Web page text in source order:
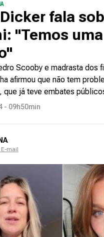
fala
"Temos
Scooby e madrasta dos
afirmou que não tem
que já teve embates
- 09h50min
E-mail